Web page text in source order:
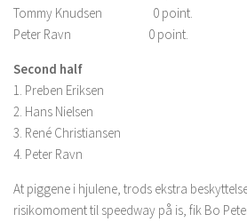
Tommy Knudsen 0 point.
Peter Ravn 0 point.
Second half
1. Preben Eriksen
2. Hans Nielsen
3. René Christiansen
4. Peter Ravn
At piggene i hjulene, trods ekstra
risikomoment til speedway på is, fik Bo